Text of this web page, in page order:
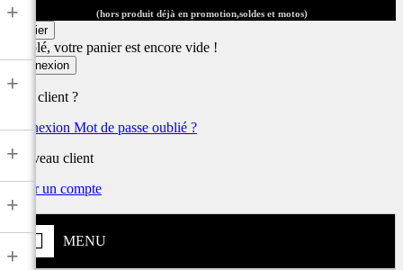
air,
Fox,
...
(hors produit déjà en promotion,soldes et motos)
Panier
Désolé, votre panier est encore vide !
Connexion
Déjà client ?
Connexion Mot de passe oublié ?
Nouveau client
Créer un compte
MENU
+
+
+
+
+